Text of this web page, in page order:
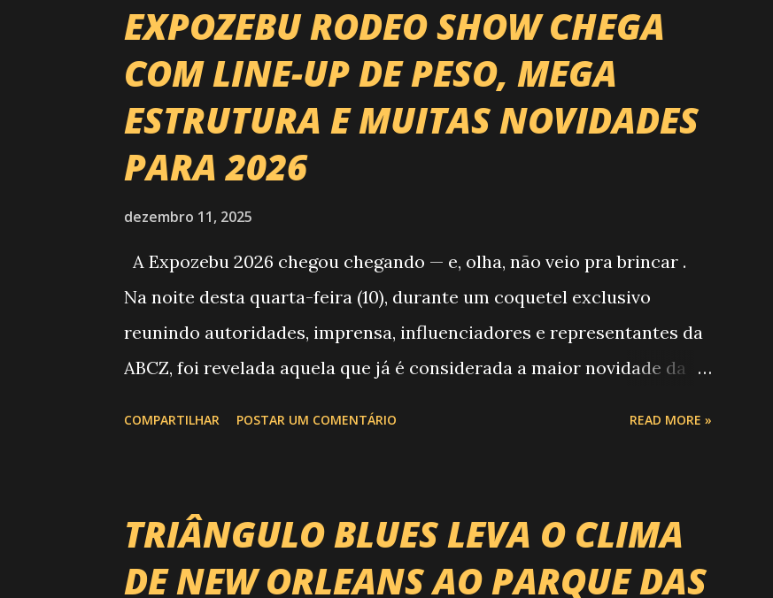
EXPOZEBU RODEO SHOW CHEGA
COM LINE-UP DE PESO, MEGA
ESTRUTURA E MUITAS NOVIDADES
PARA 2026
dezembro 11, 2025
A Expozebu 2026 chegou chegando — e, olha, não veio pra brincar .
Na noite desta quarta-feira (10), durante um coquetel exclusivo
reunindo autoridades, imprensa, influenciadores e representantes da
ABCZ, foi revelada aquela que já é considerada a maior novidade da
reúne os principais atletas de montaria do país enfrentando as
boiadas mais potentes das arenas. O impacto é tão grande que o
evento até mudou de nome: agora é Expozebu Rodeo Shows . E não
COMPARTILHAR POSTAR UM COMENTÁRIO READ MORE »
TRIÂNGULO BLUES LEVA O CLIMA
DE NEW ORLEANS AO PARQUE DAS